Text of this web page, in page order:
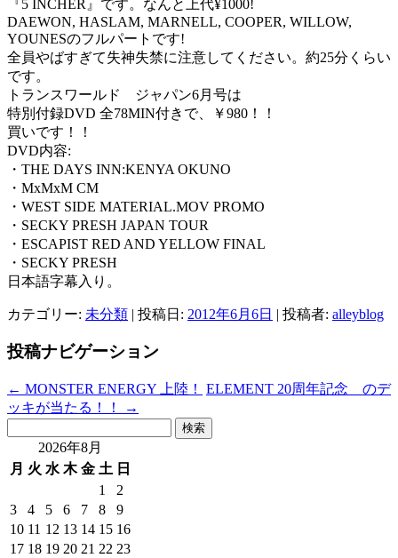
『5 INCHER』です。なんと上代¥1000!
DAEWON, HASLAM, MARNELL, COOPER, WILLOW,
YOUNESのフルパートです!
全員やばすぎて失神失禁に注意してください。約25分くらい
です。
トランスワールド ジャパン6月号は
特別付録DVD 全78MIN付きで、￥980！！
買いです！！
DVD内容:
・THE DAYS INN:KENYA OKUNO
・MxMxM CM
・WEST SIDE MATERIAL.MOV PROMO
・SECKY PRESH JAPAN TOUR
・ESCAPIST RED AND YELLOW FINAL
・SECKY PRESH
日本語字幕入り。
カテゴリー: 未分類 | 投稿日: 2012年6月6日 | 投稿者: alleyblog
投稿ナビゲーション
← MONSTER ENERGY 上陸！
ELEMENT 20周年記念 のデ
ッキが当たる！！
→
2026年8月
月 火 水 木 金 土 日
1
2
3
4 5 6 7 8
9
10 11 12 13 14 15 16
17 18 19 20 21 22 23